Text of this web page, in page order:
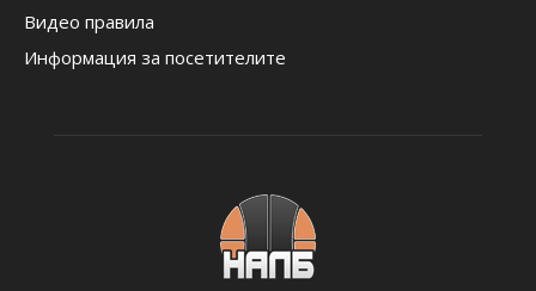
Видео правила
Информация за посетителите